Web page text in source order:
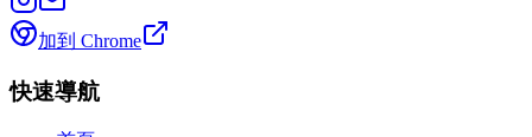
加到 Chrome
快速導航